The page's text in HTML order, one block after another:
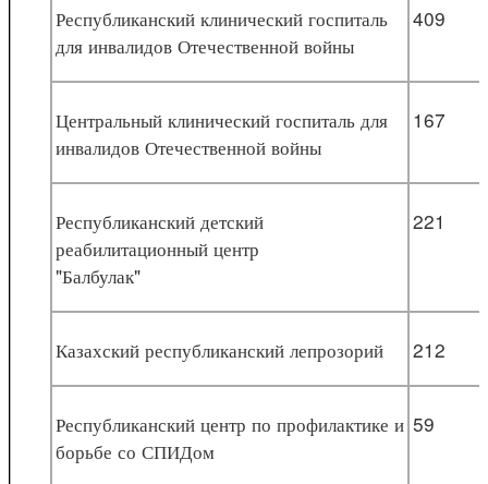
Республиканский клинический госпиталь
для инвалидов Отечественной войны
409
Центральный клинический госпиталь для
инвалидов Отечественной войны
167
Республиканский детский
реабилитационный центр
"Балбулак"
221
Казахский республиканский лепрозорий 212
Республиканский центр по профилактике и
борьбе со СПИДом
59